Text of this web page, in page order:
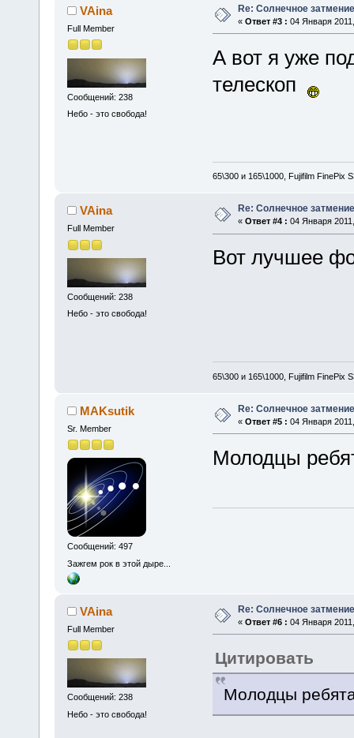
VAina
Full Member
Сообщений: 238
Небо - это свобода!
Re: Солнечное
« Ответ #3 : 04 Января
А вот я уже
телескоп
65\300 и 165\1000, Fujifilm FinePix
VAina
Full Member
Сообщений: 238
Небо - это свобода!
Re: Солнечное
« Ответ #4 : 04 Января
Вот лучшее
65\300 и 165\1000, Fujifilm FinePix
MAKsutik
Sr. Member
Сообщений: 497
Зажгем рок в этой дыре...
Re: Солнечное
« Ответ #5 : 04 Января
Молодцы
VAina
Full Member
Сообщений: 238
Небо - это свобода!
Re: Солнечное
« Ответ #6 : 04 Января
Цитировать
Молодцы